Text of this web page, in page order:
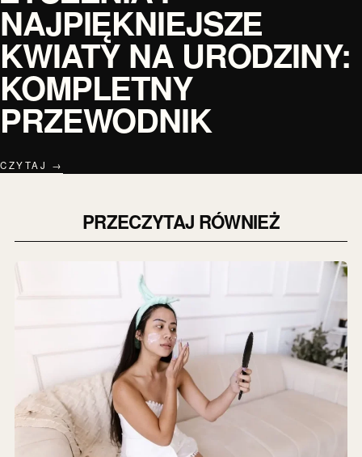
NAJPIĘKNIEJSZE
KWIATY NA URODZINY:
KOMPLETNY
PRZEWODNIK
CZYTAJ →
PRZECZYTAJ RÓWNIEŻ